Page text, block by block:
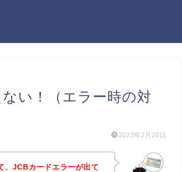
い！（エラー時の対
2023年2月20日
、JCBカードエラーが出て